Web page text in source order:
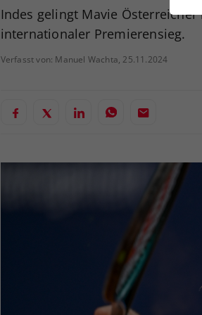
Indes gelingt Mavie
internationaler Premierensieg.
Verfasst von: Manuel Wachta, 25.11.2024